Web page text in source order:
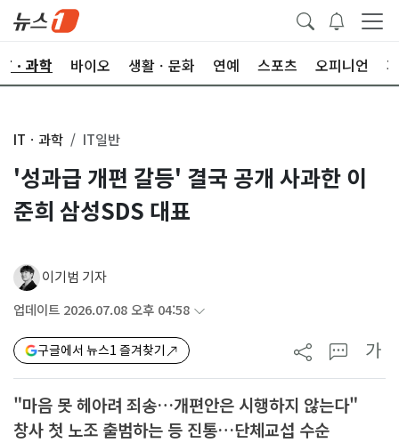
ㆍ과학 바이오 생활ㆍ문화 연예 스포츠 오피니언
ITㆍ과학 IT일반
'성과급 개편 갈등' 결국 공개 사과한 이
준희 삼성SDS 대표
이기범 기자
업데이트 2026.07.08 오후 04:58
구글에서 뉴스1 즐겨찾기 가
"마음 못 헤아려 죄송…개편안은 시행하지 않는다"
창사 첫 노조 출범하는 등 진통…단체교섭 수순